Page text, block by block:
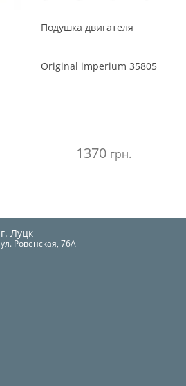
Подушка двигателя
Original imperium 35805
1370 грн.
г. Луцк
ул. Ровенская, 76А